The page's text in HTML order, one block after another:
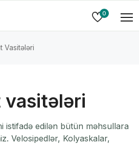
0
Vasitələri
istifadə edilən bütün məhsullara
Velosipedlər, Kolyaskalar,